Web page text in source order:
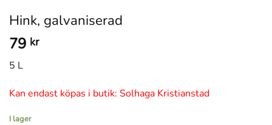
Hink, galvaniserad
79 kr
5 L
Kan endast köpas i butik: Solhaga Kristianstad
I lager